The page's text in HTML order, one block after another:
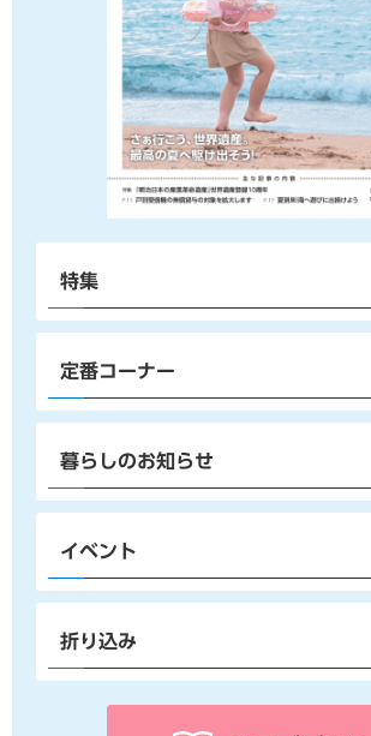
特集
定番コーナー
暮らしのお知らせ
イベント
折り込み